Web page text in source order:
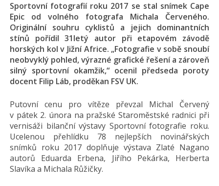
Sportovní fotografií roku 2017 se stal snímek Cape
Epic od volného fotografa Michala Červeného.
Originální souhru cyklistů a jejich dominantních
stínů pořídil 31letý autor při etapovém závodě
horských kol v Jižní Africe. „Fotografie v sobě snoubí
neobvyklý pohled, výrazné grafické řešení a zároveň
silný sportovní okamžik,“ ocenil předseda poroty
docent Filip Láb, proděkan FSV UK.
Putovní cenu pro vítěze převzal Michal Červený
v pátek 2. února na pražské Staroměstské radnici při
vernisáži bilanční výstavy Sportovní fotografie roku.
Ucelenou přehlídku 78 nejlepších novinářských
snímků roku 2017 doplňuje výstava Zlaté Nagano
autorů Eduarda Erbena, Jiřího Pekárka, Herberta
Slavíka a Michala Růžičky.